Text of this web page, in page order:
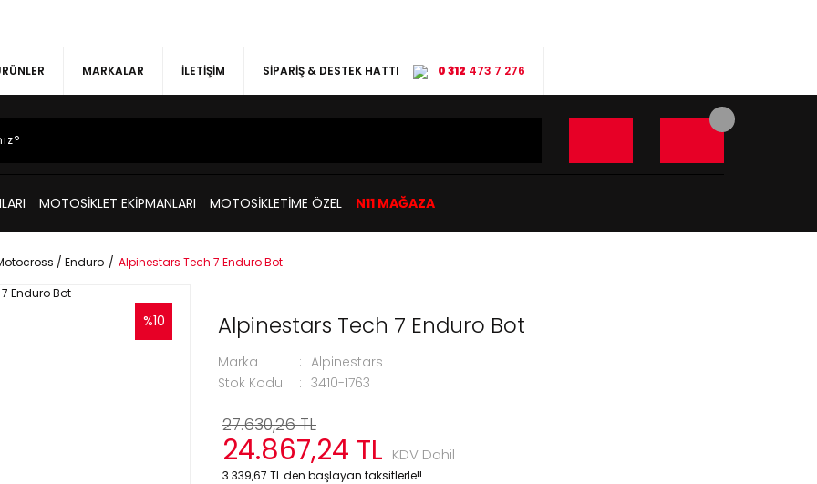
MARKALAR İLETİŞİM SİPARİŞ & DESTEK HATTI 0 312 473 7 276
MOTOSİKLET EKİPMANLARI MOTOSİKLETİME ÖZEL N11 MAĞAZA
/ Enduro Alpinestars Tech 7 Enduro Bot
%10 Alpinestars Tech 7 Enduro Bot
Marka
Alpinestars
Stok Kodu
3410-1763
27.630,26 TL
24.867,24 TL KDV Dahil
3.339,67 TL den başlayan taksitlerle!!